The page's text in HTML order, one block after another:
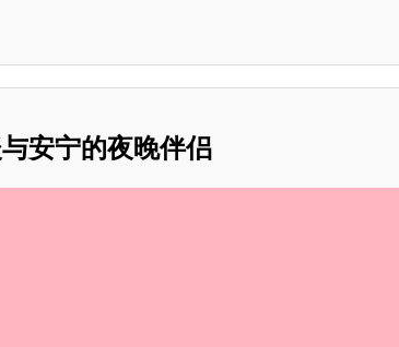
安宁的夜晚伴侣